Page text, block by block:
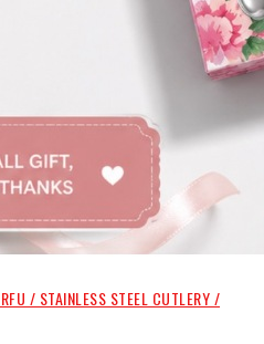
/ STAINLESS STEEL CUTLERY /